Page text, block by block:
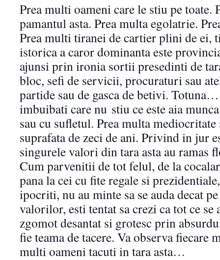
Prea multi oameni care le stiu pe toate.
pamantul asta. Prea multa egolatrie.
Prea multi tiranei de cartier plini de ei,
istorica a caror dominanta este
ajunsi prin ironia sortii presedinti de
bloc, sefi de servicii, procuraturi sau
partide sau de gasca de betivi.
imbuibati care nu stiu ce este aia
sau cu sufletul. Prea multa mediocritate
suprafata de zeci de ani. Privind in jur
singurele valori din tara asta au ramas
Cum parvenitii de tot felul, de la
pana la cei cu fite regale si
ipocriti, nu au minte sa se auda decat
valorilor, esti tentat sa crezi ca tot ce se
zgomot desantat si grotesc prin
fie teama de tacere. Va observa fiecare
multi oameni tacuti in tara asta…